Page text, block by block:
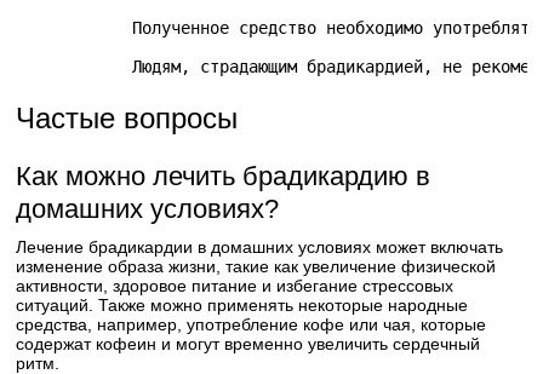
Полученное средство необходимо
Людям, страдающим брадикардией, не
Частые вопросы
Как можно лечить брадикардию в
домашних условиях?
Лечение брадикардии в домашних условиях может включать
изменение образа жизни, такие как увеличение физической
активности, здоровое питание и избегание стрессовых
ситуаций. Также можно применять некоторые народные
средства, например, употребление кофе или чая, которые
содержат кофеин и могут временно увеличить сердечный
ритм.